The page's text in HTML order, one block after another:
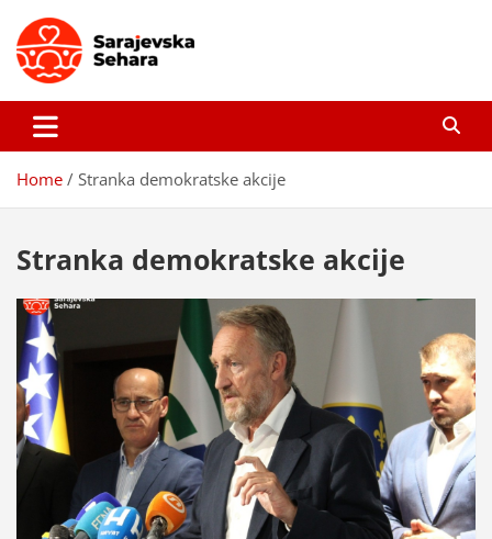
content
Sarajevska sehara
Home Stranka demokratske akcije
Stranka demokratske akcije